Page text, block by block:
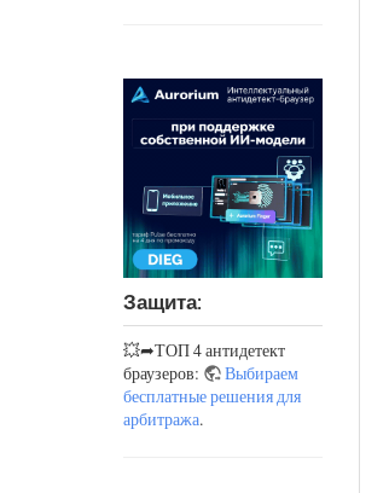
Защита:
💥➦ТОП 4 антидетект
браузеров:
Выбираем
бесплатные решения для
арбитража.